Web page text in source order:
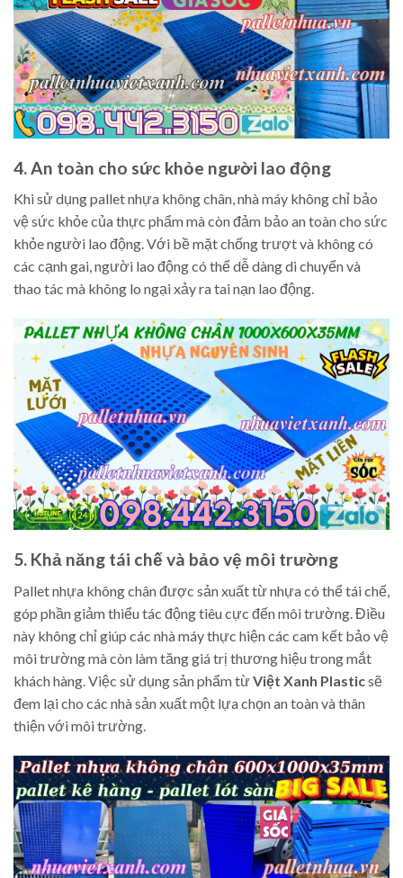
4. An toàn cho sức khỏe người lao động
Khi sử dụng pallet nhựa không chân, nhà máy không chỉ bảo
vệ sức khỏe của thực phẩm mà còn đảm bảo an toàn cho sức
khỏe người lao động. Với bề mặt chống trượt và không có
các cạnh gai, người lao động có thể dễ dàng di chuyển và
thao tác mà không lo ngại xảy ra tai nạn lao động.
5. Khả năng tái chế và bảo vệ môi trường
Pallet nhựa không chân được sản xuất từ nhựa có thể tái chế,
góp phần giảm thiểu tác động tiêu cực đến môi trường. Điều
này không chỉ giúp các nhà máy thực hiện các cam kết bảo vệ
môi trường mà còn làm tăng giá trị thương hiệu trong mắt
khách hàng. Việc sử dụng sản phẩm từViệt Xanh Plasticsẽ
đem lại cho các nhà sản xuất một lựa chọn an toàn và thân
thiện với môi trường.